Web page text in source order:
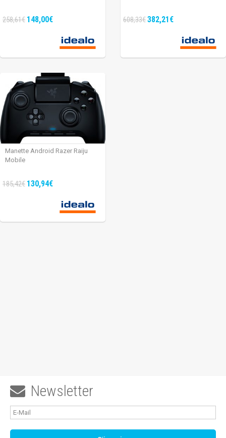
258,61€ 148,00€ 608,33€382,21€
Manette Android Razer Raiju
Mobile
185,42€ 130,94€
 Newsletter